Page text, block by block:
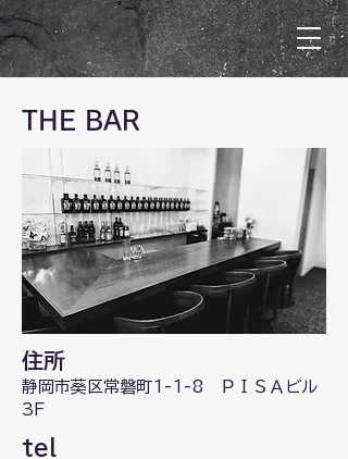
THE BAR
住所
静岡市葵区常磐町1-1-8 ＰＩＳＡビル
3F
tel